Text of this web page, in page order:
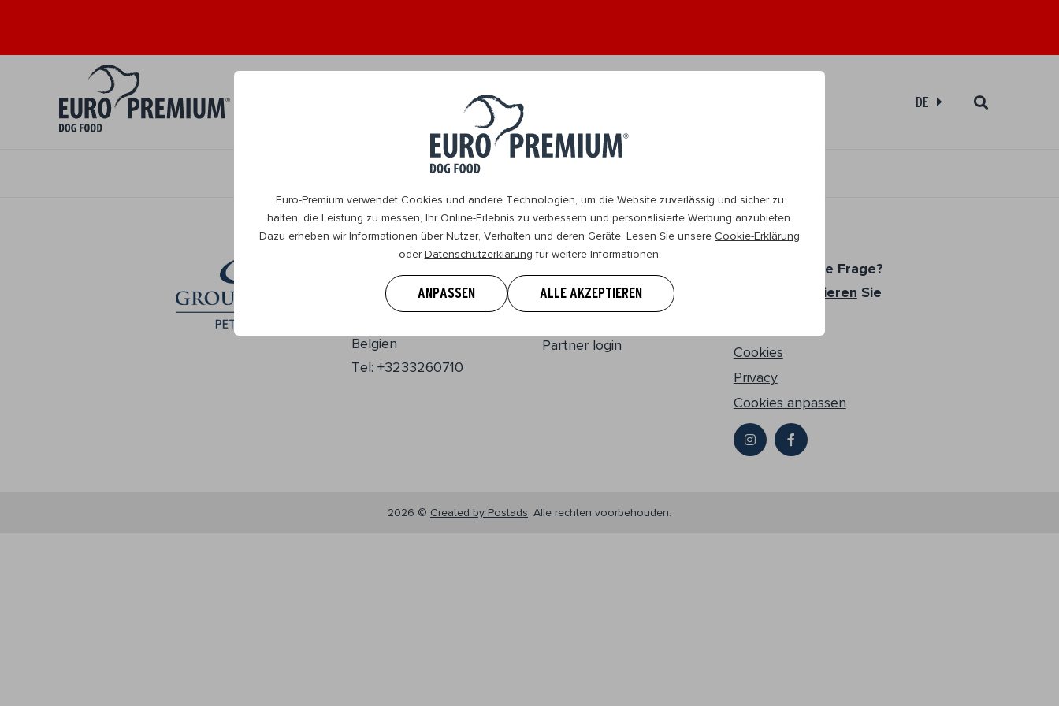
Euro-Premium verwendet Cookies und andere Technologien, um die Website zuverlässig und sicher zu
halten, die Leistung zu messen, Ihr Online-Erlebnis zu verbessern und personalisierte Werbung anzubieten.
Dazu erheben wir Informationen über Nutzer, Verhalten und deren Geräte. Lesen Sie unsere Cookie-Erklärung
oderDatenschutzerklärung für weitere Informationen.
ANPASSEN ALLE AKZEPTIEREN
Senior 8+ DE
Wasserijstraat 25
Belgien
Tel: +3233260710
Disclaimer
Partner login
Haben Sie eine Frage?
kontaktieren Sie
Cookies
Privacy
Cookies anpassen
2026 © Created by Postads. Alle rechten voorbehouden.